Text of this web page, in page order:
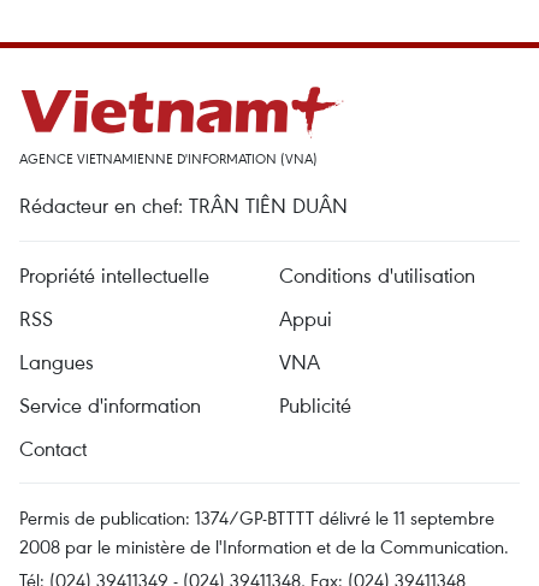
AGENCE VIETNAMIENNE D'INFORMATION (VNA)
Rédacteur en chef: TRÂN TIÊN DUÂN
Propriété intellectuelle
Conditions d'utilisation
RSS
Appui
Langues
VNA
Service d'information
Publicité
Contact
Permis de publication: 1374/GP-BTTTT délivré le 11 septembre
2008 par le ministère de l'Information et de la Communication.
Tél: (024) 39411349 - (024) 39411348, Fax: (024) 39411348